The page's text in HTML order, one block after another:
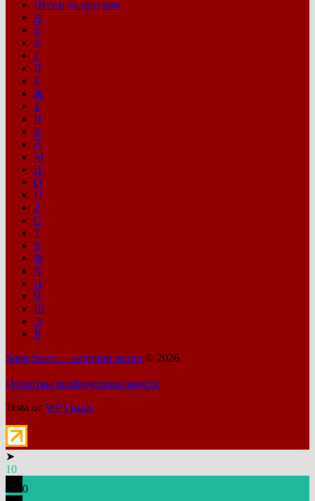
Песни на русском
А
Б
В
Г
Д
Е
Ж
З
И
К
Л
М
Н
О
П
Р
С
Т
У
Ф
Х
Ц
Ч
Ш
Э
Я
Song Story — истории песен © 2026
Политика конфиденциальности
Тема от WP Puzzle
➤
10
0